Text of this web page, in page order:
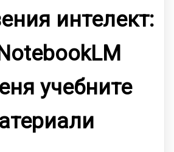
интелект:
учебните